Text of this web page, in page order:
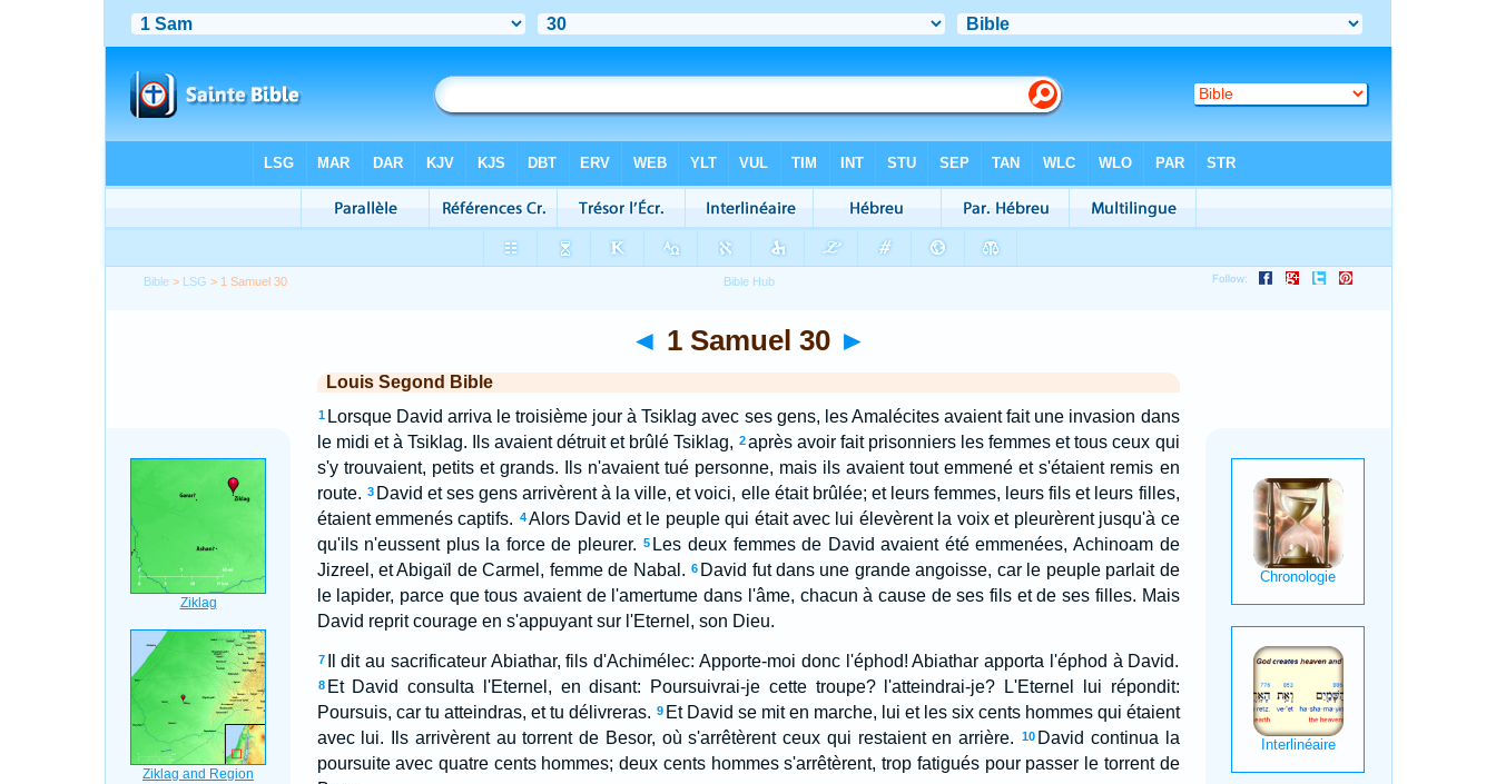
Bible > LSG > 1 Samuel 30
◄ 1 Samuel 30 ►
Louis Segond Bible
1 Lorsque David arriva le troisième jour à Tsiklag avec ses gens, les Amalécites avaient fait une invasion dans
le midi et à Tsiklag. Ils avaient détruit et brûlé Tsiklag, 2après avoir fait prisonniers les femmes et tous ceux qui
s'y trouvaient, petits et grands. Ils n'avaient tué personne, mais ils avaient tout emmené et s'étaient remis en
route. 3 David et ses gens arrivèrent à la ville, et voici, elle était brûlée; et leurs femmes, leurs fils et leurs filles,
étaient emmenés captifs. 4Alors David et le peuple qui était avec lui élevèrent la voix et pleurèrent jusqu'à ce
qu'ils n'eussent plus la force de pleurer.
5 Les deux femmes de David avaient été emmenées, Achinoam de
Jizreel, et Abigaïl de Carmel, femme de Nabal. 6 David fut dans une grande angoisse, car le peuple parlait de
le lapider, parce que tous avaient de l'amertume dans l'âme, chacun à cause de ses fils et de ses filles. Mais
David reprit courage en s'appuyant sur l'Eternel, son Dieu.
7 Il dit au sacrificateur Abiathar, fils d'Achimélec: Apporte-moi donc l'éphod! Abiathar apporta l'éphod à David.
8 Et David consulta l'Eternel, en disant: Poursuivrai-je cette troupe? l'atteindrai-je? L'Eternel lui répondit:
Poursuis, car tu atteindras, et tu délivreras. 9 Et David se mit en marche, lui et les six cents hommes qui étaient
avec lui. Ils arrivèrent au torrent de Besor, où s'arrêtèrent ceux qui restaient en arrière.
10 David continua la
poursuite avec quatre cents hommes; deux cents hommes s'arrêtèrent, trop fatigués pour passer le torrent de